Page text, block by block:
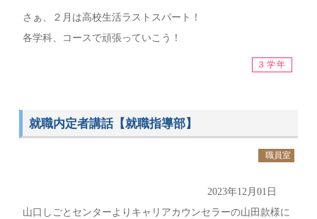
さぁ、２月は高校生活ラストスパート！
各学科、コースで頑張っていこう！
３学年
就職内定者講話【就職指導部】
職員室
2023年12月01日
山口しごとセンターよりキャリアカウンセラーの山田款様に